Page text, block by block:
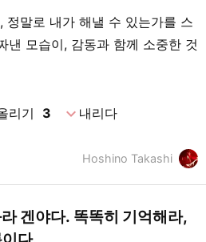
정말로 내가 해낼 수 있는가를 스
낸 모습이, 감동과 함께 소중한 것
리기 3 expand_more내리다
Hoshino Takashi
겐야다. 똑똑히 기억해라,